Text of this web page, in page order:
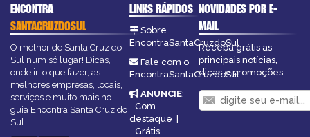
ENCONTRA
SANTACRUZDOSUL
O melhor de Santa Cruz do
Sul num só lugar! Dicas,
onde ir, o que fazer, as
melhores empresas, locais,
serviços e muito mais no
guia Encontra Santa Cruz do
Sul.
LINKS RÁPIDOS
Sobre
EncontraSantaCruzdoSul
Fale com o
EncontraSantaCruzdoSul
ANUNCIE:
Com
destaque |
Grátis
NOVIDADES POR E-
MAIL
Receba grátis as
principais notícias,
dicas e promoções